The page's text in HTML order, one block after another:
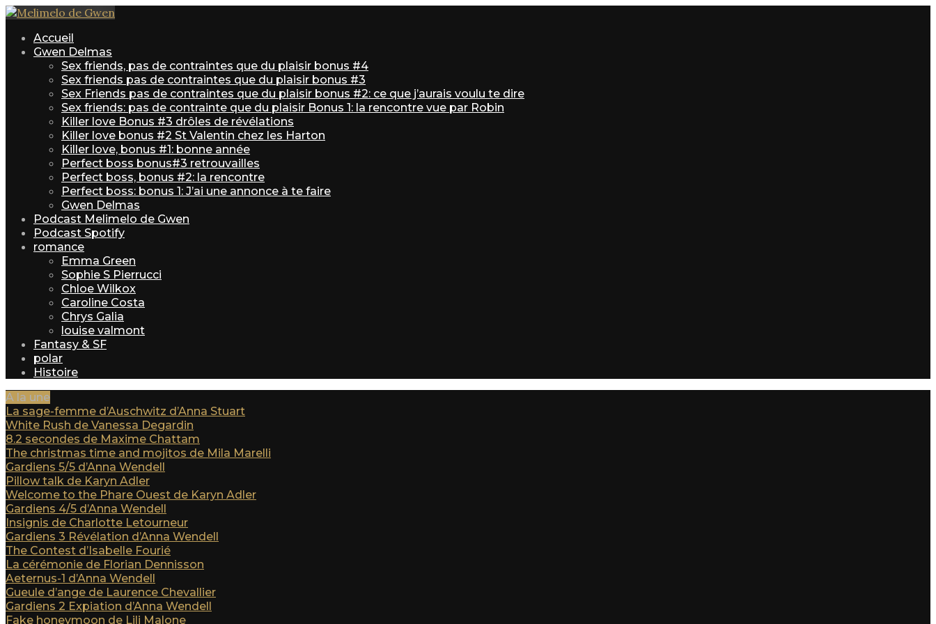
Accueil
Gwen Delmas
Sex friends, pas de contraintes que du plaisir bonus #4
Sex friends pas de contraintes que du plaisir bonus #3
Sex Friends pas de contraintes que du plaisir bonus #2: ce que j’aurais voulu te dire
Sex friends: pas de contrainte que du plaisir Bonus 1: la rencontre vue par Robin
Killer love Bonus #3 drôles de révélations
Killer love bonus #2 St Valentin chez les Harton
Killer love, bonus #1: bonne année
Perfect boss bonus#3 retrouvailles
Perfect boss, bonus #2: la rencontre
Perfect boss: bonus 1: J’ai une annonce à te faire
Gwen Delmas
Podcast Melimelo de Gwen
Podcast Spotify
romance
Emma Green
Sophie S Pierrucci
Chloe Wilkox
Caroline Costa
Chrys Galia
louise valmont
Fantasy & SF
polar
Histoire
A la une
La sage-femme d’Auschwitz d’Anna Stuart
White Rush de Vanessa Degardin
8.2 secondes de Maxime Chattam
The christmas time and mojitos de Mila Marelli
Gardiens 5/5 d’Anna Wendell
Pillow talk de Karyn Adler
Welcome to the Phare Ouest de Karyn Adler
Gardiens 4/5 d’Anna Wendell
Insignis de Charlotte Letourneur
Gardiens 3 Révélation d’Anna Wendell
The Contest d’Isabelle Fourié
La cérémonie de Florian Dennisson
Aeternus-1 d’Anna Wendell
Gueule d’ange de Laurence Chevallier
Gardiens 2 Expiation d’Anna Wendell
Fake honeymoon de Lili Malone